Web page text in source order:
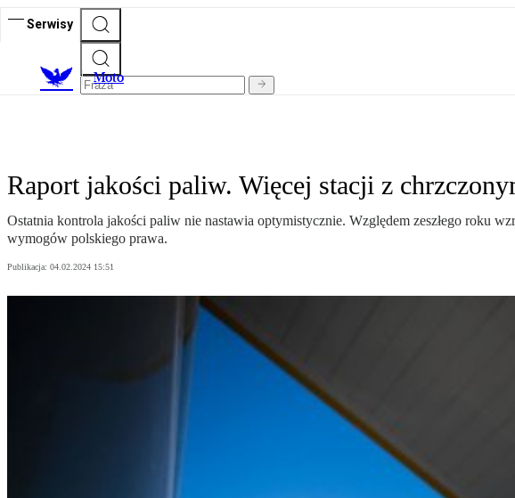
Serwisy
Moto
Raport jakości paliw. Więcej stacji z
Ostatnia kontrola jakości paliw nie nastawia optymistycznie. Względem zeszłego roku
wymogów polskiego prawa.
Publikacja: 04.02.2024 15:51